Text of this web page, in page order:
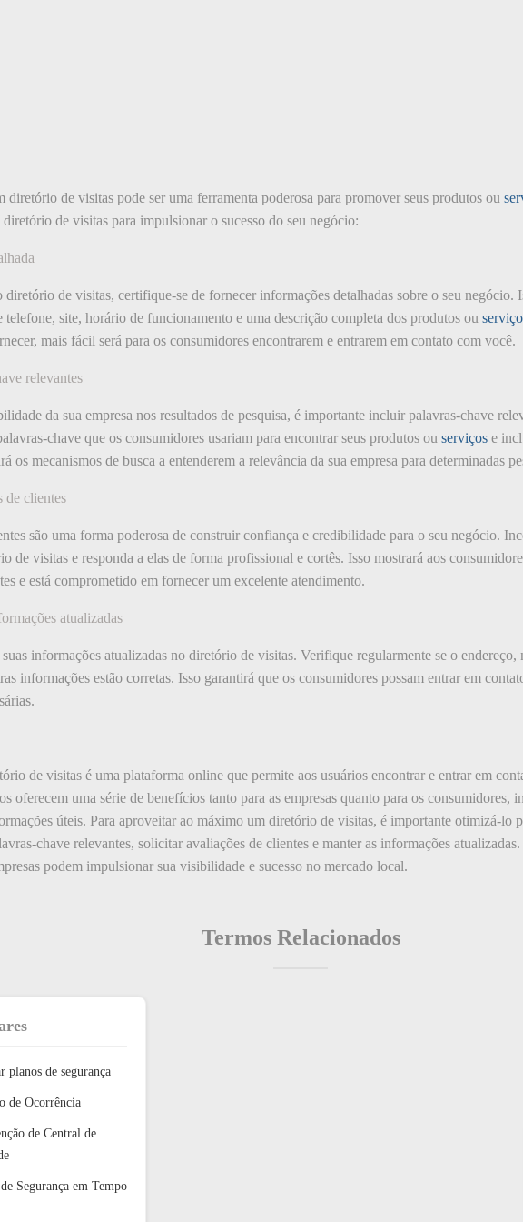
diretório de visitas pode ser uma ferramenta poderosa para promover seus produtos ou
diretório de visitas para impulsionar o sucesso do seu negócio:
de visitas, certifique-se de fornecer informações detalhadas sobre o seu negócio.
telefone, site, horário de funcionamento e uma descrição completa dos produtos ou
mais fácil será para os consumidores encontrarem e entrarem em contato com você.
relevantes
da sua empresa nos resultados de pesquisa, é importante incluir palavras-chave
chave que os consumidores usariam para encontrar seus produtos ou serviços e
os mecanismos de busca a entenderem a relevância da sua empresa para determinadas
de clientes
são uma forma poderosa de construir confiança e credibilidade para o seu negócio.
de visitas e responda a elas de forma profissional e cortês. Isso mostrará aos
e está comprometido em fornecer um excelente atendimento.
atualizadas
informações atualizadas no diretório de visitas. Verifique regularmente se o
informações estão corretas. Isso garantirá que os consumidores possam entrar em
de visitas é uma plataforma online que permite aos usuários encontrar e entrar em
oferecem uma série de benefícios tanto para as empresas quanto para os
úteis. Para aproveitar ao máximo um diretório de visitas, é importante otimizá-lo
chave relevantes, solicitar avaliações de clientes e manter as informações
podem impulsionar sua visibilidade e sucesso no mercado local.
Termos Relacionados
planos de segurança
de Ocorrência
de Central de
Segurança em Tempo